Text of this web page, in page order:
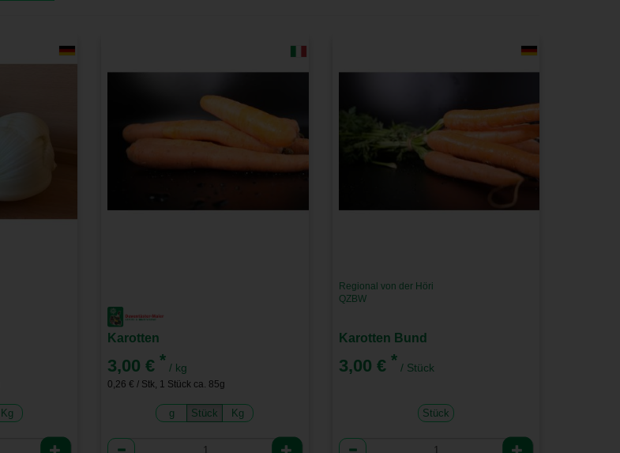
Kg
Karotten
3,00 € * / kg
0,26 € / Stk, 1 Stück ca. 85g
g Stück Kg
Anzahl
Regional von der Höri
QZBW
Karotten Bund
3,00 €* / Stück
Stück
Anzahl